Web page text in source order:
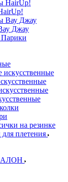
Джау
Парики
на резинке
плетения